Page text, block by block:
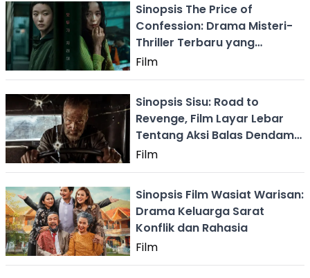
Sinopsis The Price of
Confession: Drama Misteri-
Thriller Terbaru yang
Dibintangi Kim Go Eun
Film
Sinopsis Sisu: Road to
Revenge, Film Layar Lebar
Tentang Aksi Balas Dendam
Brutal
Film
Sinopsis Film Wasiat Warisan:
Drama Keluarga Sarat
Konflik dan Rahasia
Film